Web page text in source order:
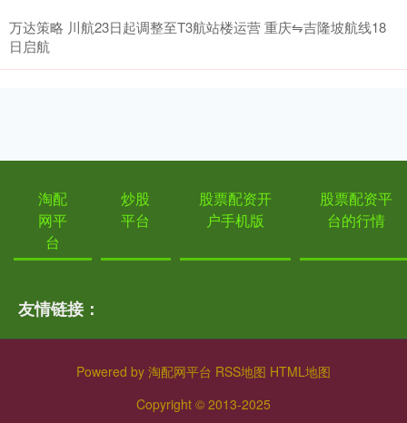
万达策略 川航23日起调整至T3航站楼运营 重庆⇋吉隆坡航线18
日启航
淘配
网平
台
炒股
平台
股票配资开
户手机版
股票配资平
台的行情
友情链接：
Powered by 淘配网平台 RSS地图 HTML地图
Copyright © 2013-2025